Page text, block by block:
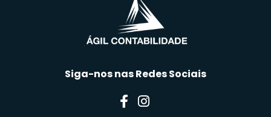
Siga-nos nas Redes Sociais